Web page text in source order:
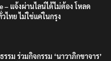
– แจ้งผ่านไลน์ได้ไม่ต้อง โหลด